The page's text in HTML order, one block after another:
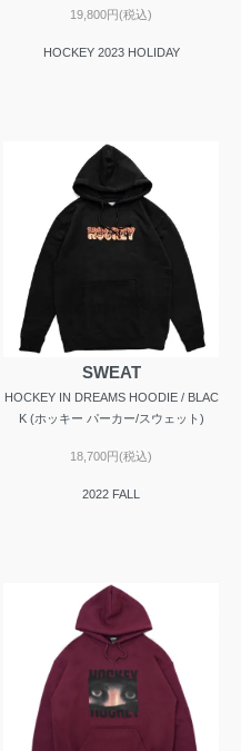
19,800円(税込)
HOCKEY 2023 HOLIDAY
SWEAT
HOCKEY IN DREAMS HOODIE / BLAC
K (ホッキー パーカー/スウェット)
18,700円(税込)
2022 FALL